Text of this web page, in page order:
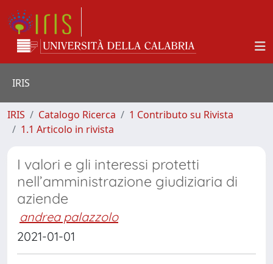
IRIS
IRIS Catalogo Ricerca
1 Contributo su Rivista
1.1 Articolo in rivista
I valori e gli interessi protetti
nell’amministrazione giudiziaria di
aziende
andrea palazzolo
2021-01-01